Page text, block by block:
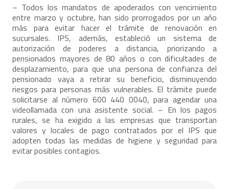
– Todos los mandatos de apoderados con vencimiento
entre marzo y octubre, han sido prorrogados por un año
más para evitar hacer el trámite de renovación en
sucursales. IPS, además, estableció un sistema de
autorización de poderes a distancia, priorizando a
pensionados mayores de 80 años o con dificultades de
desplazamiento, para que una persona de confianza del
pensionado vaya a retirar su beneficio, disminuyendo
riesgos para personas más vulnerables. El trámite puede
solicitarse al número 600 440 0040, para agendar una
videollamada con una asistente social. – En los pagos
rurales, se ha exigido a las empresas que transportan
valores y locales de pago contratados por el IPS que
adopten todas las medidas de higiene y seguridad para
evitar posibles contagios.